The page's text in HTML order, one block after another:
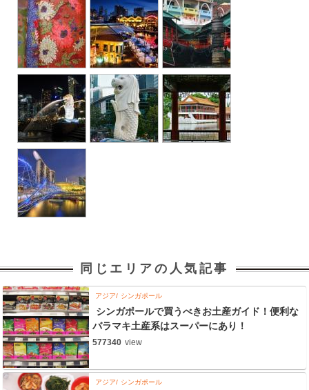
同じエリアの人気記事
アジア シンガポール
シンガポールで買うべきお土産ガイド！便利な
バラマキ土産系はスーパーにあり！
577340 view
アジア シンガポール